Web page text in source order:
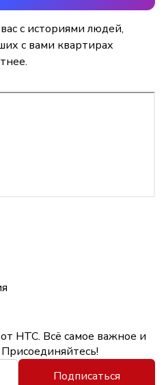
с историями людей,
с вами квартирах
НТС. Всё самое важное и
Подписаться